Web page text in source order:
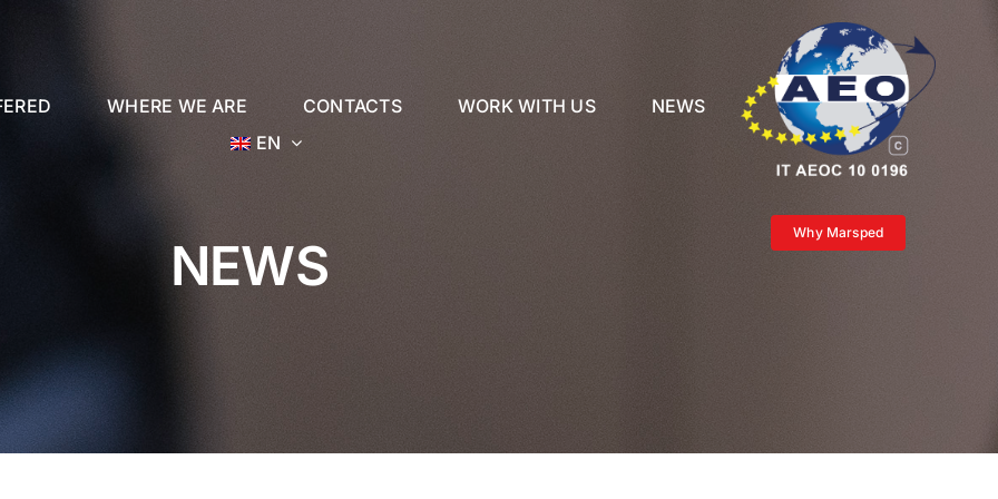
WHERE WE ARE CONTACTS WORK WITH US
NEWS
EN
Why Marsped
NEWS